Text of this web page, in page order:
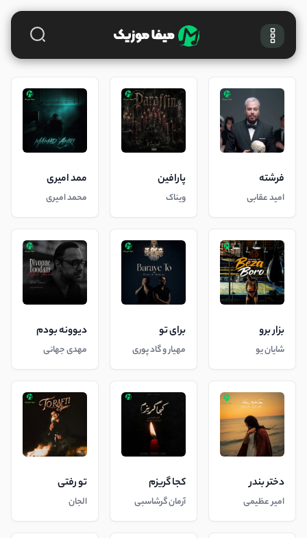
فرشته
امید عقابی
پارافین
ویناک
ممد امیری
محمد امیری
بزار برو
شایان یو
برای تو
مهیار و گاد پوری
دیوونه بودم
مهدی جهانی
دختر بندر
امیر عظیمی
کجا گریزم
آرمان گرشاسبی
تو رفتی
الجان